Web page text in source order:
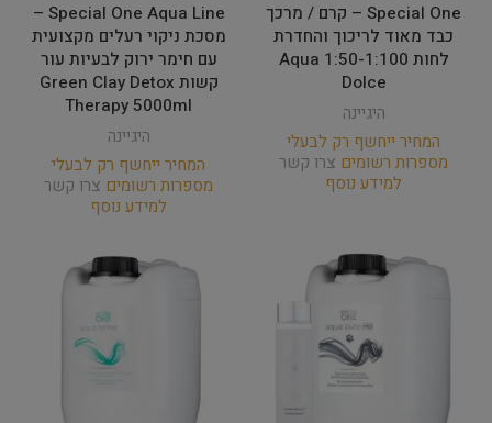
Special One – קרם / מרכך
כבד מאוד לריכוך והחדרת
לחות 1:50-1:100 Aqua
Dolce
היגיינה
המחיר ייחשף רק לבעלי
מספרות רשומים צרו קשר
למידע נוסף
Special One Aqua Line –
מסכת ניקוי רעלים מקצועית
עם חימר ירוק לבעיות עור
קשות Green Clay Detox
Therapy 5000ml
היגיינה
המחיר ייחשף רק לבעלי
מספרות רשומים צרו קשר
למידע נוסף